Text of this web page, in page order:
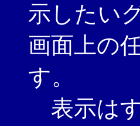
示したい
画面上の
す。
表示は